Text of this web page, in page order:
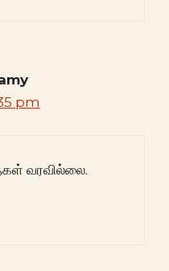
pm
வரவில்லை.